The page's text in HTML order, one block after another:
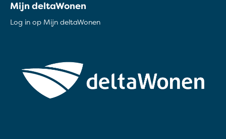
Mijn deltaWonen
Log in op Mijn deltaWonen